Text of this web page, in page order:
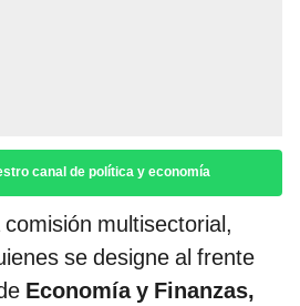
canal de política y economía
multisectorial,
se designe al frente
Economía y Finanzas,